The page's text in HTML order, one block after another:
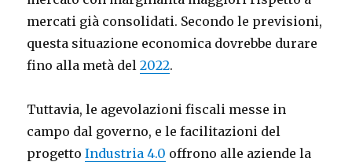
mercati già consolidati. Secondo le previsioni,
questa situazione economica dovrebbe durare
fino alla metà del2022.
Tuttavia, le agevolazioni fiscali messe in
campo dal governo, e le facilitazioni del
progettoIndustria 4.0 offrono alle aziende la